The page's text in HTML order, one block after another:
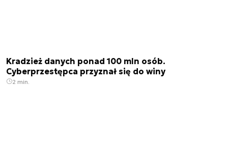
Kradzież danych ponad 100 mln osób.
Cyberprzestępca przyznał się do winy
2 min.